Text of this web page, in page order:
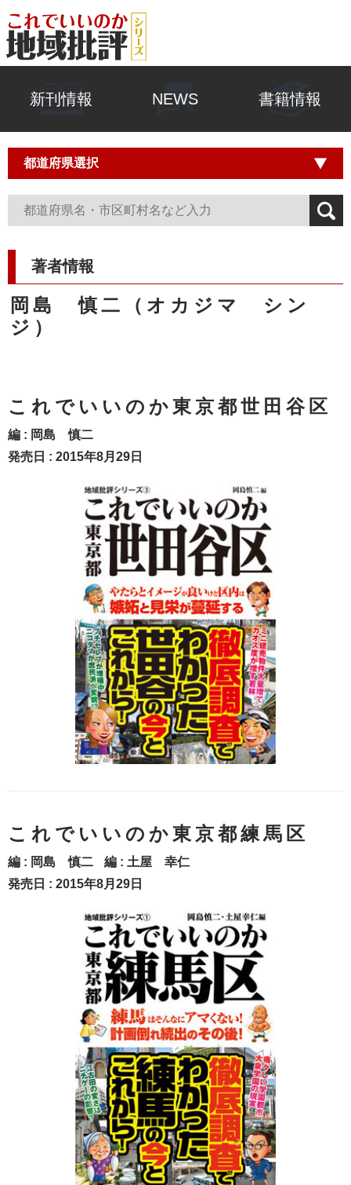
新刊情報 NEWS 書籍情報
著者情報
岡島 慎二（オカジマ シン
ジ）
これでいいのか東京都世田谷区
編 : 岡島 慎二
発売日 : 2015年8月29日
これでいいのか東京都練馬区
編 : 岡島 慎二 編 : 土屋 幸仁
発売日 : 2015年8月29日